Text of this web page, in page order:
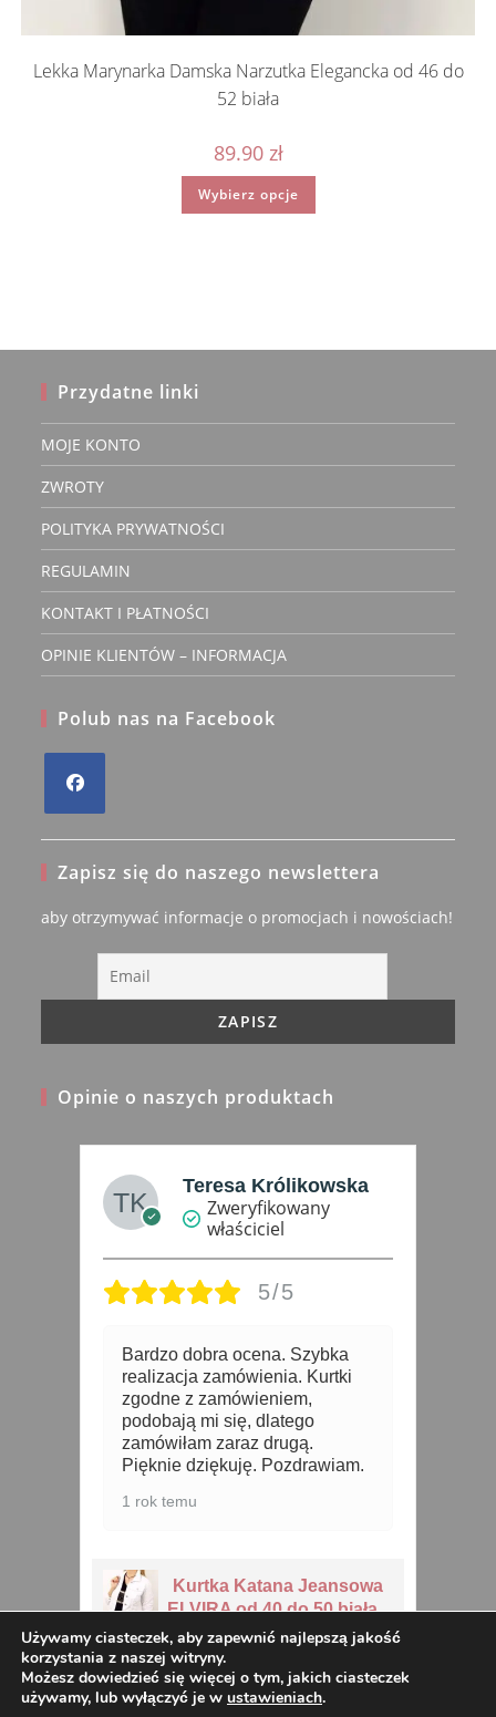
Lekka Marynarka Damska Narzutka Elegancka od 46 do
52 biała
89.90 zł
Wybierz opcje
Ten
ma
Przydatne linki
MOJE KONTO
ZWROTY
POLITYKA PRYWATNOŚCI
REGULAMIN
KONTAKT I PŁATNOŚCI
OPINIE KLIENTÓW – INFORMACJA
Polub nas na Facebook
a
new
Zapisz się do naszego newslettera
aby otrzymywać informacje o promocjach i nowościach!
Opinie o naszych produktach
Teresa Królikowska
Zweryfikowany
właściciel
5/5
Bardzo dobra ocena. Szybka
realizacja zamówienia. Kurtki
zgodne z zamówieniem,
podobają mi się, dlatego
zamówiłam zaraz drugą.
Pięknie dziękuję. Pozdrawiam.
1 rok temu
Kurtka Katana Jeansowa
ELVIRA od 40 do 50 biała
Używamy ciasteczek, aby zapewnić najlepszą jakość
korzystania z naszej witryny.
Możesz dowiedzieć się więcej o tym, jakich ciasteczek
używamy, lub wyłączyć je w ustawieniach.